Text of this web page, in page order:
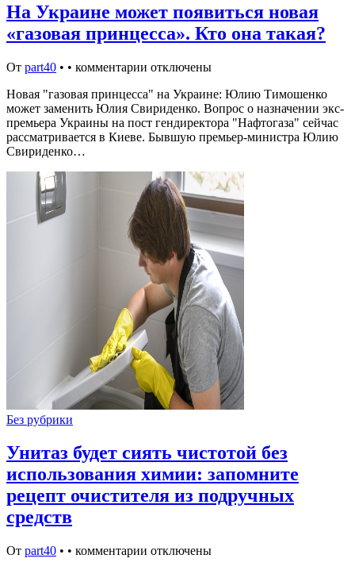
На Украине может появиться новая
«газовая принцесса». Кто она такая?
От part40 • • комментарии отключены
Новая "газовая принцесса" на Украине: Юлию Тимошенко
может заменить Юлия Свириденко. Вопрос о назначении экс-
премьера Украины на пост гендиректора "Нафтогаза" сейчас
рассматривается в Киеве. Бывшую премьер-министра Юлию
Свириденко…
Без рубрики
Унитаз будет сиять чистотой без
использования химии: запомните
рецепт очистителя из подручных
средств
От part40 • • комментарии отключены